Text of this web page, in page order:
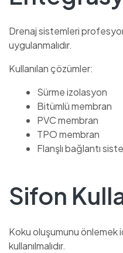
Drenaj sistemleri
uygulanmalıdır.
Kullanılan çözümler:
Sürme izolasyon
Bitümlü membran
PVC membran
TPO membran
Flanşlı bağlantı
Sifon
Koku oluşumunu önlemek
kullanılmalıdır.